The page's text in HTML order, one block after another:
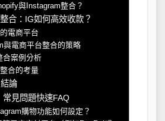
與Instagram整合？
合：IG如何高效收款？
電商平台
與電商平台整合的策略
合案例分析
合的考量
論
常見問題快速FAQ
購物功能如何設定？